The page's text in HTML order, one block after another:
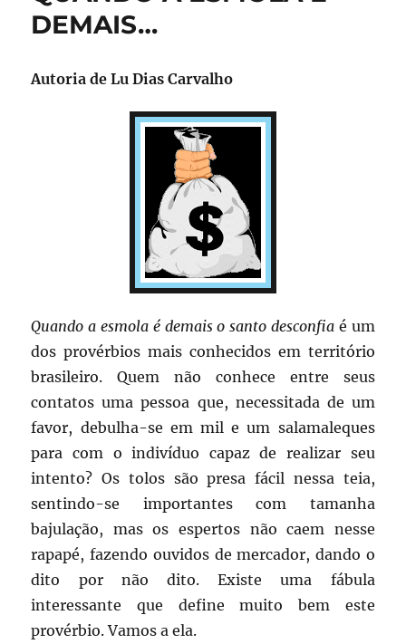
DEMAIS…
Autoria deLu Dias Carvalho
Quando a esmola é demais o santo desconfiaé um
dos provérbios mais conhecidos em território
brasileiro. Quem não conhece entre seus
contatos uma pessoa que, necessitada de um
favor, debulha-se em mil e um salamaleques
para com o indivíduo capaz de realizar seu
intento? Os tolos são presa fácil nessa teia,
sentindo-se importantes com tamanha
bajulação, mas os espertos não caem nesse
rapapé, fazendo ouvidos de mercador, dando o
dito por não dito. Existe uma fábula
interessante que define muito bem este
provérbio. Vamos a ela.